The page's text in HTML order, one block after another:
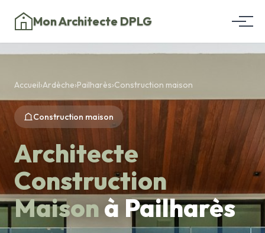
Mon Architecte DPLG
Accueil›Ardèche›Pailharès›Construction maison
Construction maison
Architecte
Construction
Maisonà Pailharès